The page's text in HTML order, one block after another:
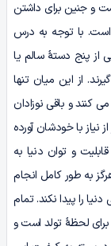
و جنین برای داشتن
با توجه به درس‌
پنج دستۀ سالم یا
از این میان تنها
کنند و باقی نوزادان
نیاز با خودشان آورده
و توان دنیا به
به طور کامل انجام
را پیدا نکند. تمام
لحظۀ تولد است و